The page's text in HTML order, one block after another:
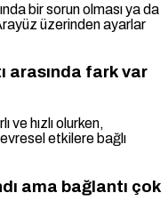
bir sorun olması ya da
üzerinden ayarlar
arasında fark var
ve hızlı olurken,
etkilere bağlı
ama bağlantı çok